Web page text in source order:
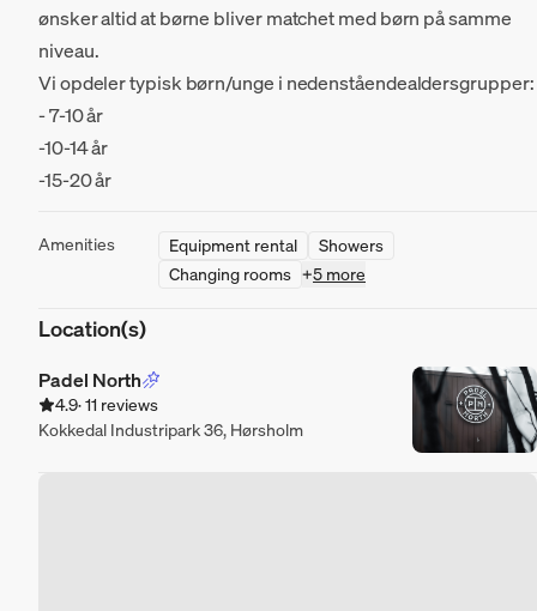
ønsker altid at børne bliver matchet med børn på samme
niveau.
Vi opdeler typisk børn/unge i nedenståendealdersgrupper:
- 7-10 år
-10-14 år
-15-20 år
Amenities Equipment rental
Showers
Changing rooms +5 more
Location(s)
Padel North
4.9· 11 reviews
Kokkedal Industripark 36, Hørsholm